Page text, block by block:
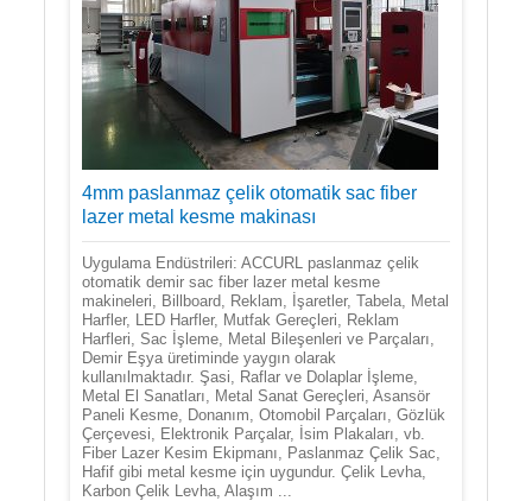
4mm paslanmaz çelik otomatik sac fiber
lazer metal kesme makinası
Uygulama Endüstrileri: ACCURL paslanmaz çelik
otomatik demir sac fiber lazer metal kesme
makineleri, Billboard, Reklam, İşaretler, Tabela, Metal
Harfler, LED Harfler, Mutfak Gereçleri, Reklam
Harfleri, Sac İşleme, Metal Bileşenleri ve Parçaları,
Demir Eşya üretiminde yaygın olarak
kullanılmaktadır. Şasi, Raflar ve Dolaplar İşleme,
Metal El Sanatları, Metal Sanat Gereçleri, Asansör
Paneli Kesme, Donanım, Otomobil Parçaları, Gözlük
Çerçevesi, Elektronik Parçalar, İsim Plakaları, vb.
Fiber Lazer Kesim Ekipmanı, Paslanmaz Çelik Sac,
Hafif gibi metal kesme için uygundur. Çelik Levha,
Karbon Çelik Levha, Alaşım ...